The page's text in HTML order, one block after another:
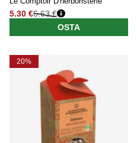
5.30 €
Normaali hinta
6.63 €
OSTA
20%